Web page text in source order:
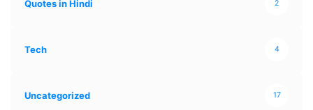
Quotes in Hindi 2
Tech 4
Uncategorized 17